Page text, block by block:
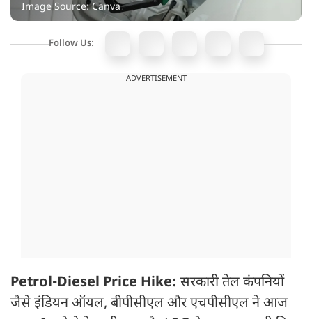
Image Source: Canva
Follow Us:
ADVERTISEMENT
Petrol-Diesel Price Hike: सरकारी तेल कंपनियों
जैसे इंडियन ऑयल, बीपीसीएल और एचपीसीएल ने आज